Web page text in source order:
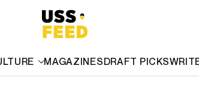
MAGAZINESDRAFT PICKS